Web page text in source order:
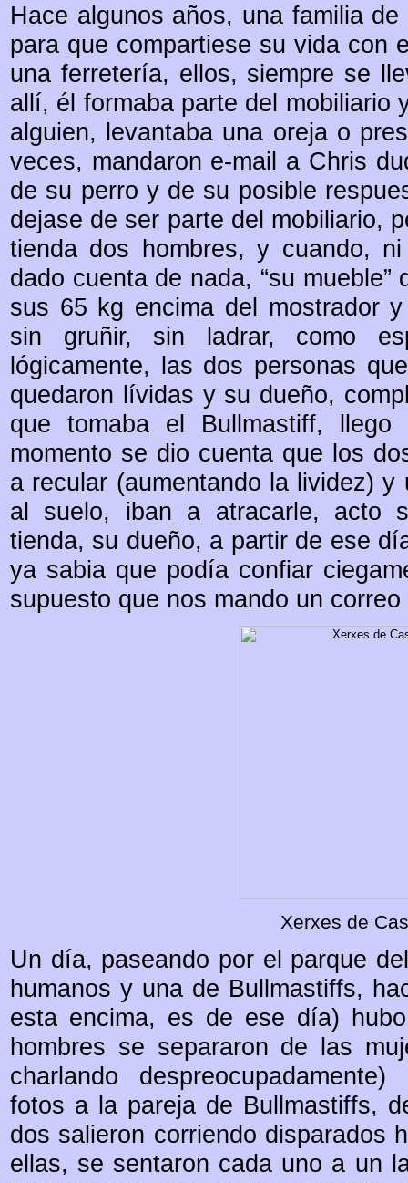
Hace algunos años, una familia
para que compartiese su vida con
una ferretería, ellos, siempre se
allí, él formaba parte del mobiliario
alguien, levantaba una oreja o
veces, mandaron e-mail a Chris
de su perro y de su posible
dejase de ser parte del mobiliario,
tienda dos hombres, y cuando,
dado cuenta de nada, “su
sus 65 kg encima del mostrador
sin gruñir, sin ladrar, como
lógicamente, las dos personas
quedaron lívidas y su dueño,
que tomaba el Bullmastiff,
momento se dio cuenta que los
a recular (aumentando la lividez)
al suelo, iban a atracarle, acto
tienda, su dueño, a partir de ese
ya sabia que podía confiar
supuesto que nos mando un
Xerxes de
Un día, paseando por el parque
humanos y una de Bullmastiffs,
esta encima, es de ese día)
hombres se separaron de las
charlando
fotos a la pareja de Bullmastiffs,
dos salieron corriendo disparados
ellas, se sentaron cada uno a un